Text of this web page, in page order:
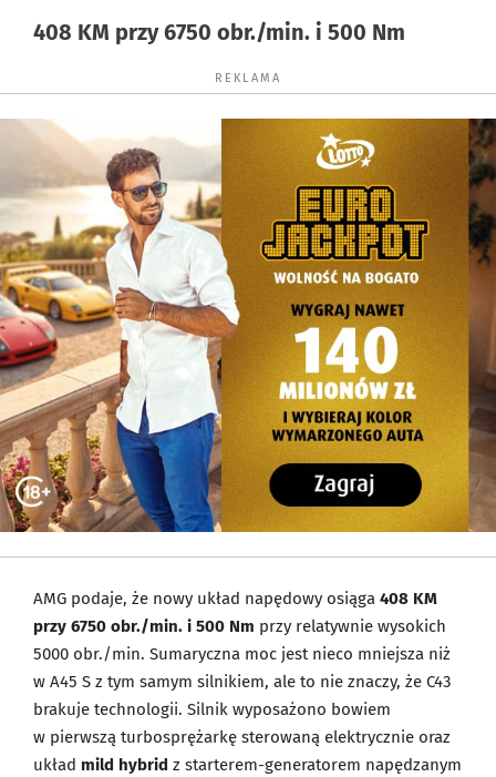
408 KM przy 6750 obr./min. i 500 Nm
REKLAMA
AMG podaje, że nowy układ napędowy osiąga 408 KM
przy 6750 obr./min. i 500 Nm przy relatywnie wysokich
5000 obr./min. Sumaryczna moc jest nieco mniejsza niż
w A45 S z tym samym silnikiem, ale to nie znaczy, że C43
brakuje technologii. Silnik wyposażono bowiem
w pierwszą turbosprężarkę sterowaną elektrycznie oraz
układ mild hybrid z starterem-generatorem napędzanym